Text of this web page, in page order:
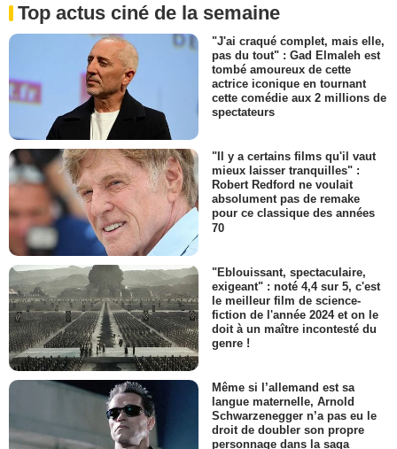
Top actus ciné de la semaine
"J'ai craqué complet, mais elle,
pas du tout" : Gad Elmaleh est
tombé amoureux de cette
actrice iconique en tournant
cette comédie aux 2 millions de
spectateurs
"Il y a certains films qu'il vaut
mieux laisser tranquilles" :
Robert Redford ne voulait
absolument pas de remake
pour ce classique des années
70
"Eblouissant, spectaculaire,
exigeant" : noté 4,4 sur 5, c'est
le meilleur film de science-
fiction de l'année 2024 et on le
doit à un maître incontesté du
genre !
Même si l’allemand est sa
langue maternelle, Arnold
Schwarzenegger n’a pas eu le
droit de doubler son propre
personnage dans la saga